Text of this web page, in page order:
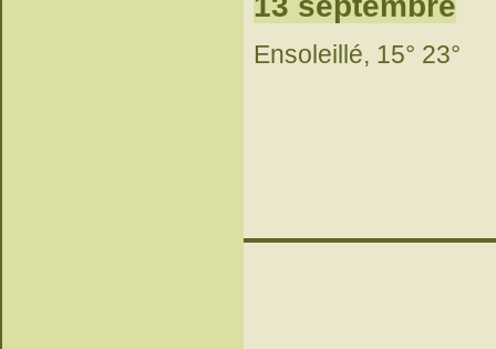
Ensoleillé, 15° 23°